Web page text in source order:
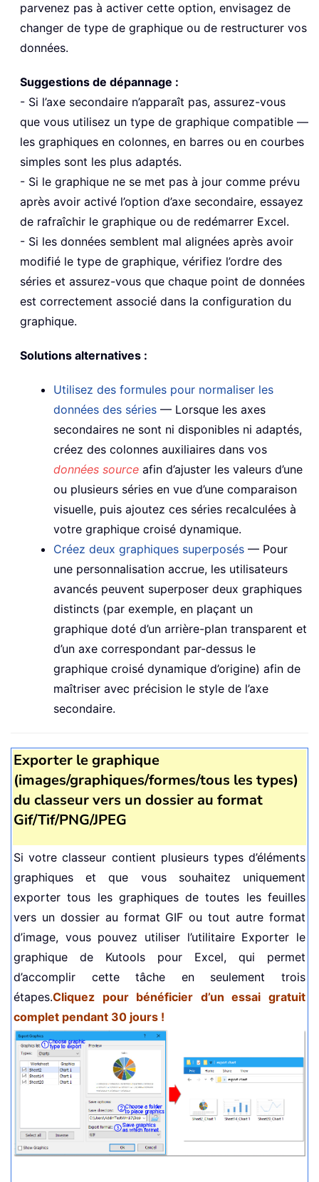
parvenez pas à activer cette option, envisagez de
changer de type de graphique ou de restructurer vos
données.
Suggestions de dépannage :
- Si l’axe secondaire n’apparaît pas, assurez-vous
que vous utilisez un type de graphique compatible —
les graphiques en colonnes, en barres ou en courbes
simples sont les plus adaptés.
- Si le graphique ne se met pas à jour comme prévu
après avoir activé l’option d’axe secondaire, essayez
de rafraîchir le graphique ou de redémarrer Excel.
- Si les données semblent mal alignées après avoir
modifié le type de graphique, vérifiez l’ordre des
séries et assurez-vous que chaque point de données
est correctement associé dans la configuration du
graphique.
Solutions alternatives :
Utilisez des formules pour normaliser les
données des séries — Lorsque les axes
secondaires ne sont ni disponibles ni adaptés,
créez des colonnes auxiliaires dans vos
données source afin d’ajuster les valeurs d’une
ou plusieurs séries en vue d’une comparaison
visuelle, puis ajoutez ces séries recalculées à
votre graphique croisé dynamique.
Créez deux graphiques superposés — Pour
une personnalisation accrue, les utilisateurs
avancés peuvent superposer deux graphiques
distincts (par exemple, en plaçant un
graphique doté d’un arrière-plan transparent et
d’un axe correspondant par-dessus le
graphique croisé dynamique d’origine) afin de
maîtriser avec précision le style de l’axe
secondaire.
Exporter le graphique
(images/graphiques/formes/tous les types)
du classeur vers un dossier au format
Gif/Tif/PNG/JPEG
Si votre classeur contient plusieurs types d’éléments
graphiques et que vous souhaitez uniquement
exporter tous les graphiques de toutes les feuilles
vers un dossier au format GIF ou tout autre format
d’image, vous pouvez utiliser l’utilitaire Exporter le
graphique de Kutools pour Excel, qui permet
d’accomplir cette tâche en seulement trois
étapes.Cliquez pour bénéficier d’un essai gratuit
complet pendant 30 jours !